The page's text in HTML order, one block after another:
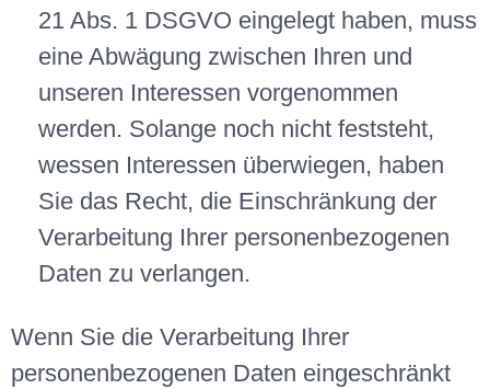
21 Abs. 1 DSGVO eingelegt haben, muss
eine Abwägung zwischen Ihren und
unseren Interessen vorgenommen
werden. Solange noch nicht feststeht,
wessen Interessen überwiegen, haben
Sie das Recht, die Einschränkung der
Verarbeitung Ihrer personenbezogenen
Daten zu verlangen.
Wenn Sie die Verarbeitung Ihrer
personenbezogenen Daten eingeschränkt